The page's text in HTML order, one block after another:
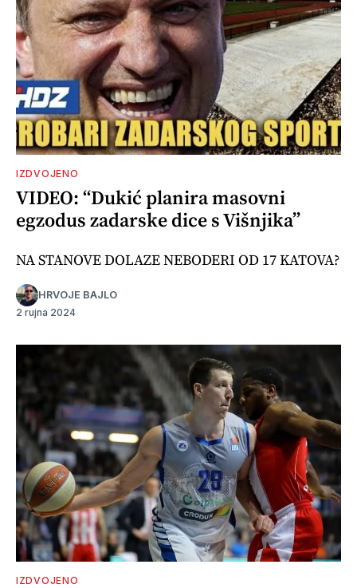
IZDVOJENO
VIDEO: “Dukić planira masovni
egzodus zadarske dice s Višnjika”
NA STANOVE DOLAZE NEBODERI OD 17 KATOVA?
HRVOJE BAJLO
2 rujna 2024
IZDVOJENO